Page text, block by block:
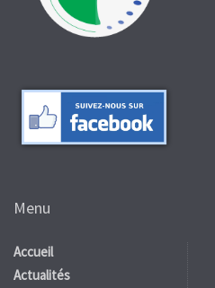
Menu
Accueil
Actualités